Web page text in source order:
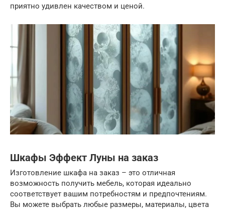
приятно удивлен качеством и ценой.
Шкафы Эффект Луны на заказ
Изготовление шкафа на заказ – это отличная
возможность получить мебель, которая идеально
соответствует вашим потребностям и предпочтениям.
Вы можете выбрать любые размеры, материалы, цвета